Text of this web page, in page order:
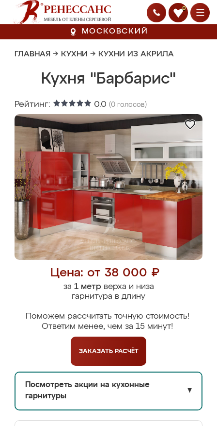
0
МОСКОВСКИЙ
ГЛАВНАЯ → КУХНИ → КУХНИ ИЗ АКРИЛА
Кухня "Барбарис"
Рейтинг: 0.0 (0 голосов)
Цена: от 38 000 ₽
за 1 метрверха и низа
гарнитура в длину
Поможем рассчитать точную стоимость!
Ответим менее, чем за 15 минут!
ЗАКАЗАТЬ РАСЧЁТ
Посмотреть акции на кухонные
гарнитуры
▼